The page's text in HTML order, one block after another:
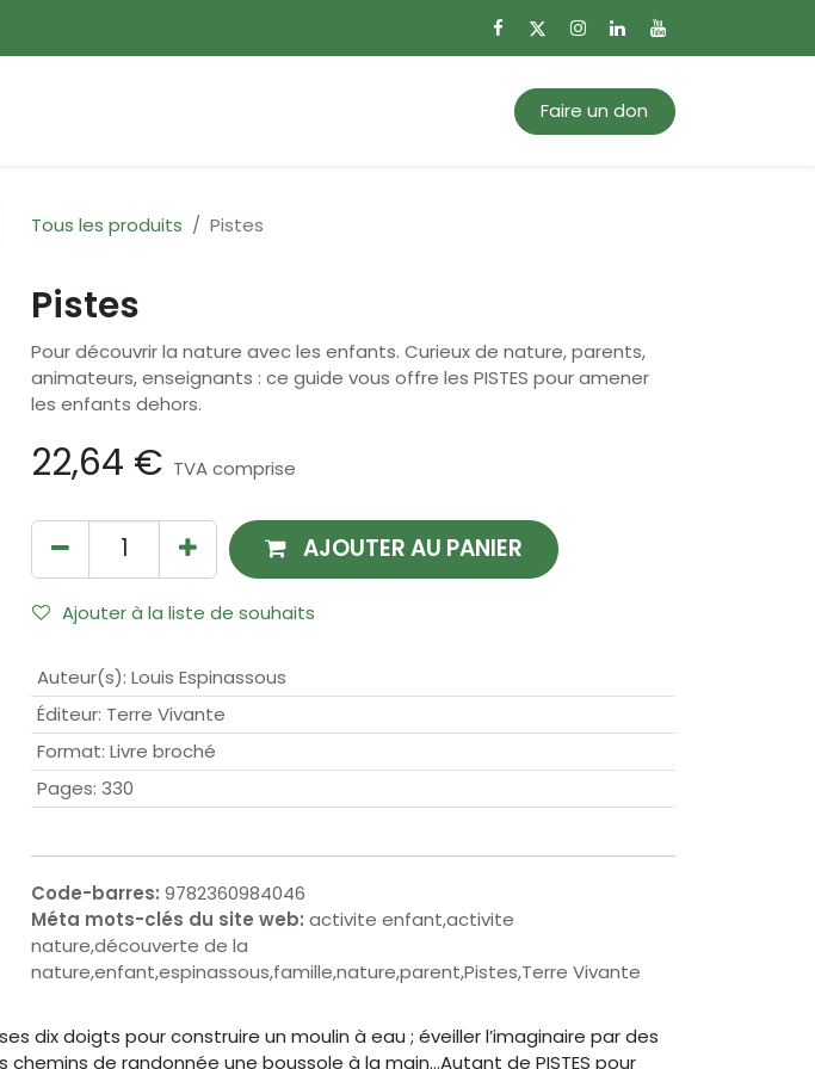
Faire un don
Tous les produits Pistes
Pistes
Pour découvrir la nature avec les enfants. Curieux de nature, parents,
animateurs, enseignants : ce guide vous offre les PISTES pour amener
les enfants dehors.
22,64 € TVA comprise
AJOUTER AU PANIER
Ajouter à la liste de souhaits
Auteur(s): Louis Espinassous
Éditeur: Terre Vivante
Format: Livre broché
Pages: 330
Code-barres: 9782360984046
Méta mots-clés du site web: activite enfant,activite
nature,découverte de la
nature,enfant,espinassous,famille,nature,parent,Pistes,Terre Vivante
dix doigts pour construire un moulin à eau ; éveiller l’imaginaire par des
de randonnée une boussole à la main…Autant de PISTES pour